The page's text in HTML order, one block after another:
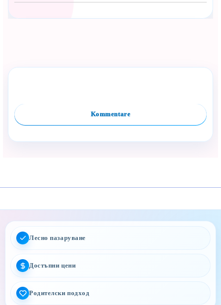
Kommentare
Лесно пазаруване
Достъпни цени
Родителски подход